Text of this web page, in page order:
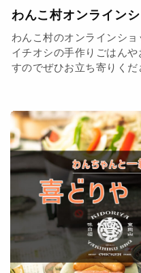
わんこ村オンライン
わんこ村のオンラインシ
イチオシの手作りごはん
すのでぜひお立ち寄りく